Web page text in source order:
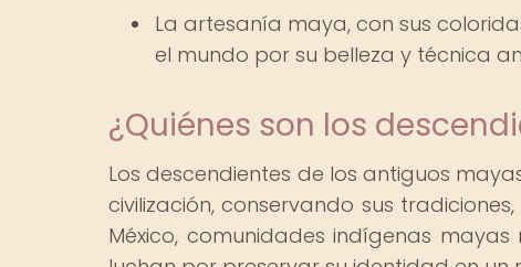
La artesanía maya, con sus
el mundo por su belleza y técnica
¿Quiénes son los
Los descendientes de los antiguos
civilización, conservando sus
México, comunidades indígenas